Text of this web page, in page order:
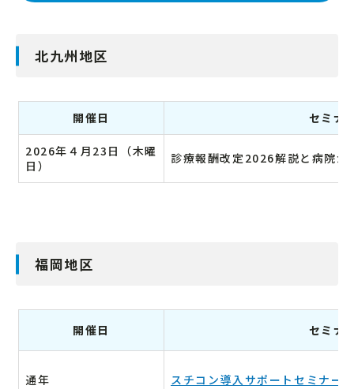
北九州地区
開催日 セミナ
2026年４月23日（木曜
日）
診療報酬改定2026解説と病院が
福岡地区
開催日 セミナ
通年 スチコン導入サポートセミナー